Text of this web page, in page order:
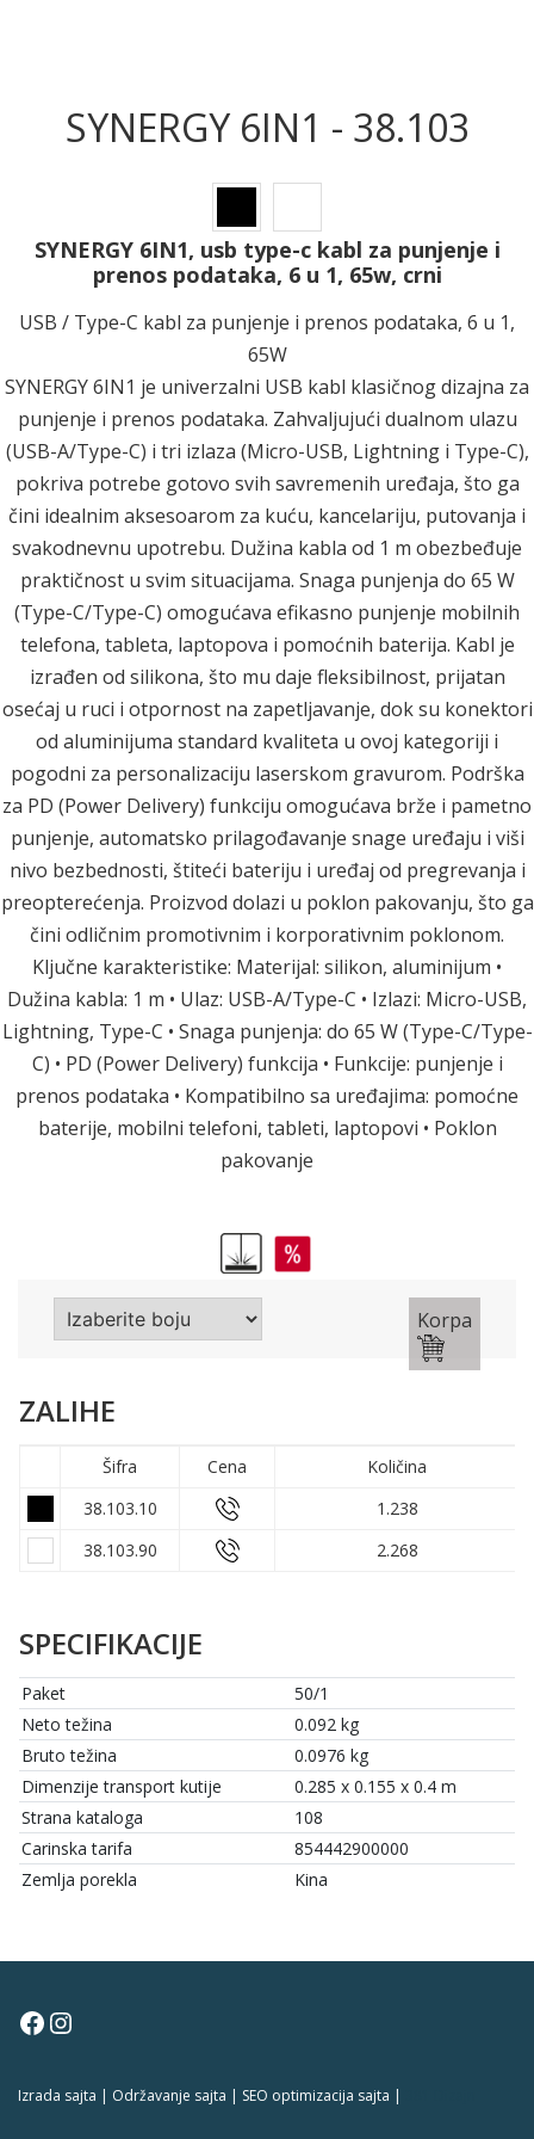
SYNERGY 6IN1 - 38.103
SYNERGY 6IN1, usb type-c kabl za punjenje i
prenos podataka, 6 u 1, 65w, crni
USB / Type-C kabl za punjenje i prenos podataka, 6 u 1,
65W
SYNERGY 6IN1 je univerzalni USB kabl klasičnog dizajna za
punjenje i prenos podataka. Zahvaljujući dualnom ulazu
(USB-A/Type-C) i tri izlaza (Micro-USB, Lightning i Type-C),
pokriva potrebe gotovo svih savremenih uređaja, što ga
čini idealnim aksesoarom za kuću, kancelariju, putovanja i
svakodnevnu upotrebu. Dužina kabla od 1 m obezbeđuje
praktičnost u svim situacijama. Snaga punjenja do 65 W
(Type-C/Type-C) omogućava efikasno punjenje mobilnih
telefona, tableta, laptopova i pomoćnih baterija. Kabl je
izrađen od silikona, što mu daje fleksibilnost, prijatan
osećaj u ruci i otpornost na zapetljavanje, dok su konektori
od aluminijuma standard kvaliteta u ovoj kategoriji i
pogodni za personalizaciju laserskom gravurom. Podrška
za PD (Power Delivery) funkciju omogućava brže i pametno
punjenje, automatsko prilagođavanje snage uređaju i viši
nivo bezbednosti, štiteći bateriju i uređaj od pregrevanja i
preopterećenja. Proizvod dolazi u poklon pakovanju, što ga
čini odličnim promotivnim i korporativnim poklonom.
Ključne karakteristike: Materijal: silikon, aluminijum •
Dužina kabla: 1 m • Ulaz: USB-A/Type-C • Izlazi: Micro-USB,
Lightning, Type-C • Snaga punjenja: do 65 W (Type-C/Type-
C) • PD (Power Delivery) funkcija • Funkcije: punjenje i
prenos podataka • Kompatibilno sa uređajima: pomoćne
baterije, mobilni telefoni, tableti, laptopovi • Poklon
pakovanje
Korpa
ZALIHE
Šifra Cena
Količina
38.103.10
1.238
38.103.90
2.268
SPECIFIKACIJE
Paket
50/1
Neto težina
0.092 kg
Bruto težina
0.0976 kg
Dimenzije transport kutije
0.285 x 0.155 x 0.4 m
Strana kataloga
108
Carinska tarifa
854442900000
Zemlja porekla
Kina
Facebook
Instagram
Izrada sajta | Održavanje sajta | SEO optimizacija sajta |